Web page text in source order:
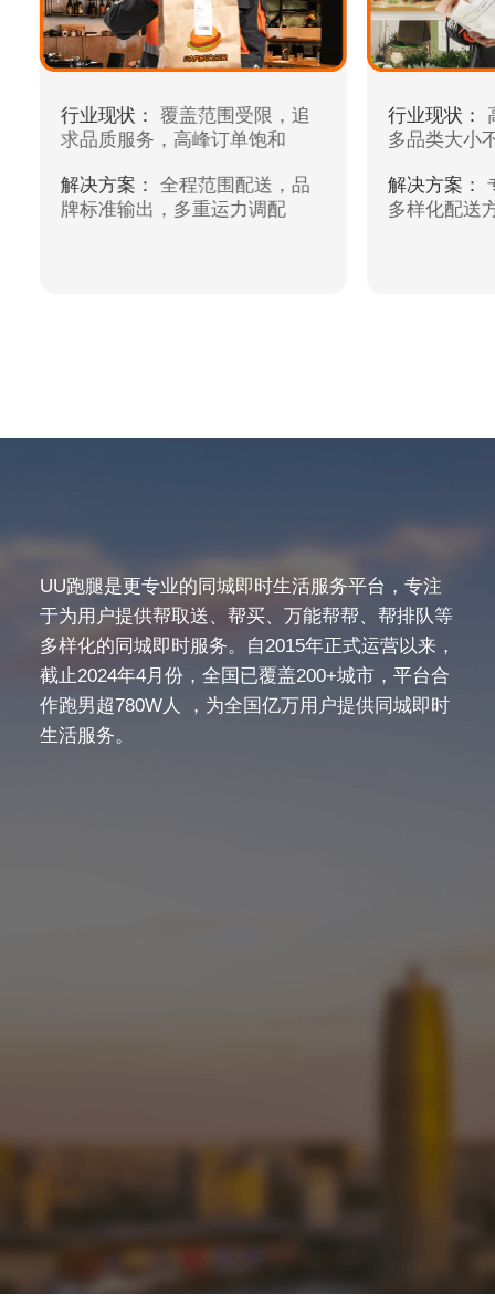
行业现状：
覆盖范围受限，追
求品质服务，高峰订单饱和
解决方案：
全程范围配送，品
牌标准输出，多重运力调配
行业现状：
多品类大小
解决方案：
多样化配送
UU跑腿是更专业的同城即时生活服务平台，专注
于为用户提供帮取送、帮买、万能帮帮、帮排队等
多样化的同城即时服务。自2015年正式运营以来，
截止2024年4月份，全国已覆盖200+城市，平台合
作跑男超780W人 ，为全国亿万用户提供同城即时
生活服务。